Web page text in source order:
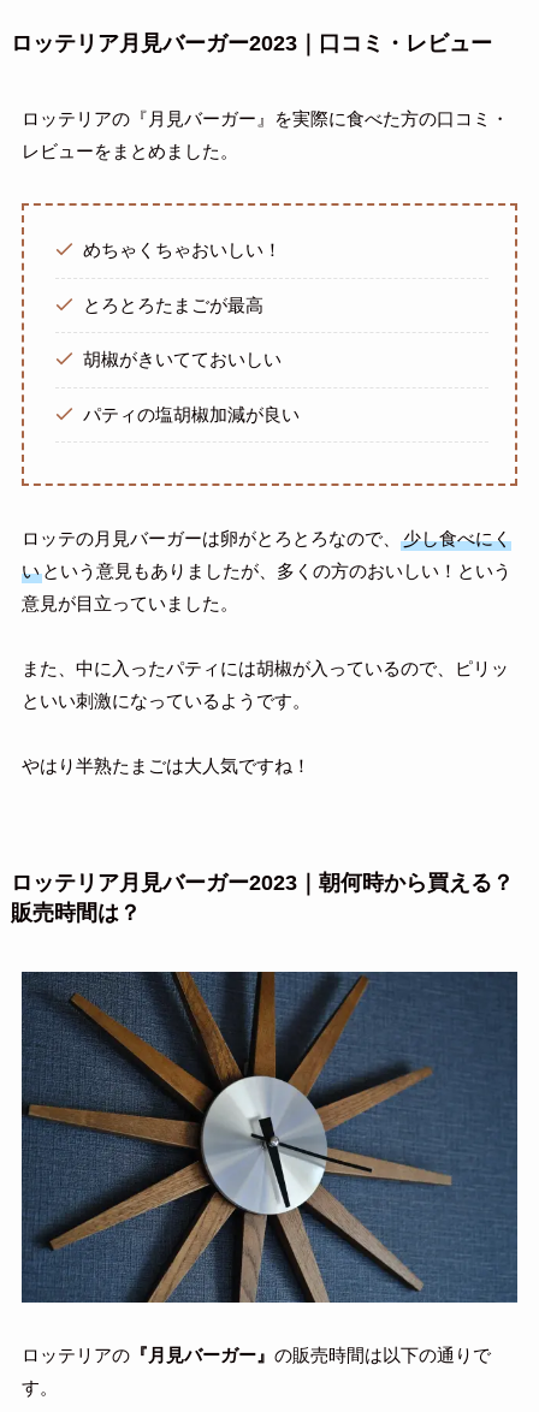
ロッテリア月見バーガー2023｜口コミ・レビュー
ロッテリアの『月見バーガー』を実際に食べた方の口コミ・
レビューをまとめました。
めちゃくちゃおいしい！
とろとろたまごが最高
胡椒がきいてておいしい
パティの塩胡椒加減が良い
ロッテの月見バーガーは卵がとろとろなので、
少し食べにく
いという意見もありましたが、多くの方のおいしい！という
意見が目立っていました。
また、中に入ったパティには胡椒が入っているので、ピリッ
といい刺激になっているようです。
やはり半熟たまごは大人気ですね！
ロッテリア月見バーガー2023｜朝何時から買える？
販売時間は？
ロッテリアの『月見バーガー』 の販売時間は以下の通りで
す。